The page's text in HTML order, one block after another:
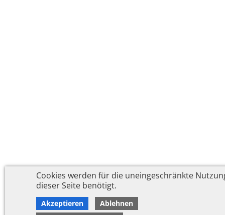
Cookies werden für die uneingeschränkte
dieser Seite benötigt.
Akzeptieren
Ablehnen